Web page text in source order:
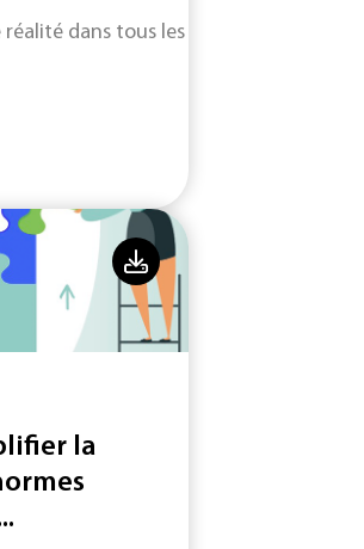
dans tous les secteurs d'activité.
la